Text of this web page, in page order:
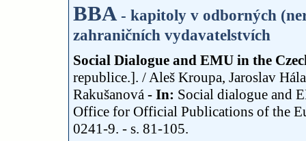
BBA - kapitoly v odborných
zahraničních vydavatelstvích
Social Dialogue and EMU in the
republice.]. / Aleš Kroupa, Jaroslav
Rakušanová - In: Social dialogue and
Office for Official Publications of the
0241-9. - s. 81-105.